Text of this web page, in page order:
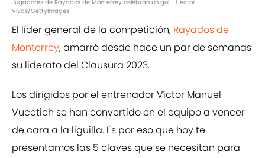
Jugadores de Rayados de Monterrey celebran un gol. | Hector
Vivas/GettyImages
El líder general de la competición, Rayados de
Monterrey, amarró desde hace un par de semanas
su liderato del Clausura 2023.
Los dirigidos por el entrenador Víctor Manuel
Vucetich se han convertido en el equipo a vencer
de cara a la liguilla. Es por eso que hoy te
presentamos las 5 claves que se necesitan para